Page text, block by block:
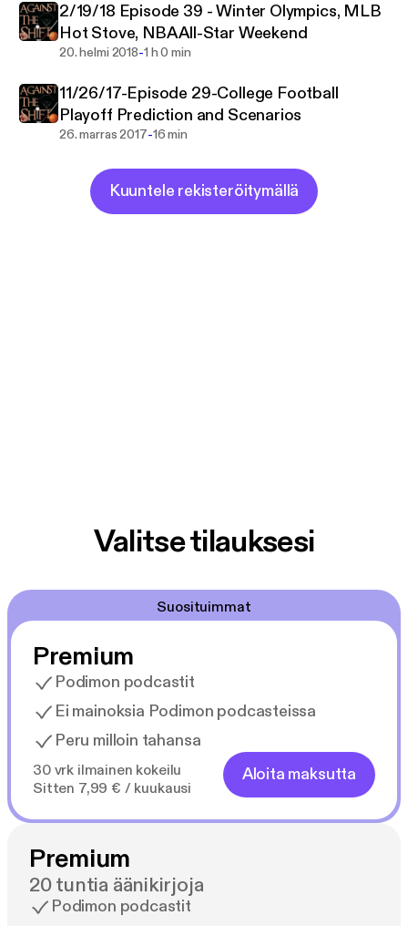
2/19/18 Episode 39 - Winter Olympics, MLB
Hot Stove, NBA All-Star Weekend
20. helmi 2018-1 h 0 min
11/26/17-Episode 29-College Football
Playoff Prediction and Scenarios
26. marras 2017-16 min
Kuuntele rekisteröitymällä
Valitse tilauksesi
Suosituimmat
Premium
Podimon podcastit
Ei mainoksia Podimon podcasteissa
Peru milloin tahansa
30 vrk ilmainen kokeilu
Sitten 7,99 € / kuukausi
Aloita maksutta
Premium
20 tuntia äänikirjoja
Podimon podcastit